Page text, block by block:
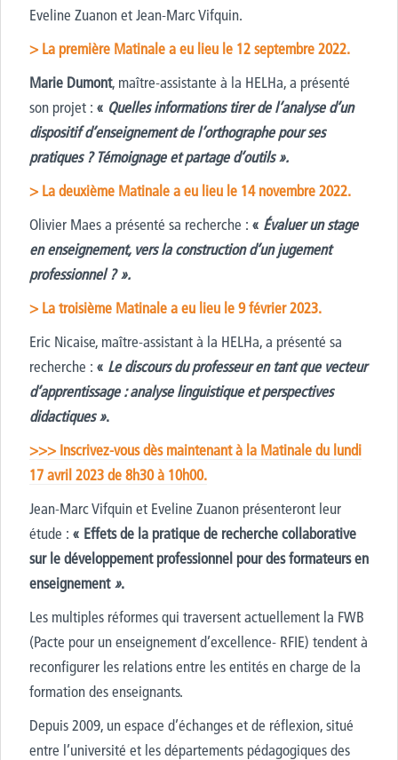
Eveline Zuanon et Jean-Marc Vifquin.
> La première Matinale a eu lieu le 12 septembre 2022.
Marie Dumont, maître-assistante à la HELHa, a présenté
son projet : « Quelles informations tirer de l’analyse d’un
dispositif d’enseignement de l’orthographe pour ses
pratiques ? Témoignage et partage d’outils ».
> La deuxième Matinale a eu lieu le 14 novembre 2022.
Olivier Maes a présenté sa recherche : « Évaluer un stage
en enseignement, vers la construction d’un jugement
professionnel ? ».
> La troisième Matinale a eu lieu le 9 février 2023.
Eric Nicaise, maître-assistant à la HELHa, a présenté sa
recherche : « Le discours du professeur en tant que vecteur
d’apprentissage : analyse linguistique et perspectives
didactiques ».
>>> Inscrivez-vous dès maintenant à la Matinale du lundi
17 avril 2023 de 8h30 à 10h00.
Jean-Marc Vifquin et Eveline Zuanon présenteront leur
étude : « Effets de la pratiquede recherche collaborative
sur le développement professionnel pour des formateurs en
enseignement».
Les multiples réformes qui traversent actuellement la FWB
(Pacte pour un enseignement d’excellence- RFIE) tendent à
reconfigurer les relations entre les entités en charge de la
formation des enseignants.
Depuis 2009, un espace d’échanges et de réflexion, situé
entre l’université et les départements pédagogiques des